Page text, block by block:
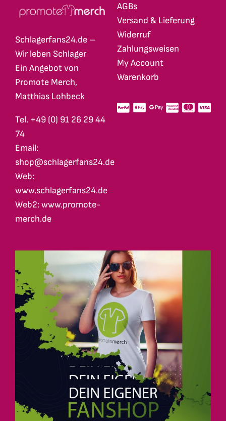
Schlagerfans24.de –
Wir leben Schlager
Ein Angebot von
Promote Merch,
Matthias Lohbeck
Tel. +49 (0) 91 26 29 44
74
Email:
shop@schlagerfans24.de
Web:
www.schlagerfans24.de
Web2: www.promote-
merch.de
AGBs
Versand & Lieferung
Widerruf
Zahlungsweisen
My Account
Warenkorb